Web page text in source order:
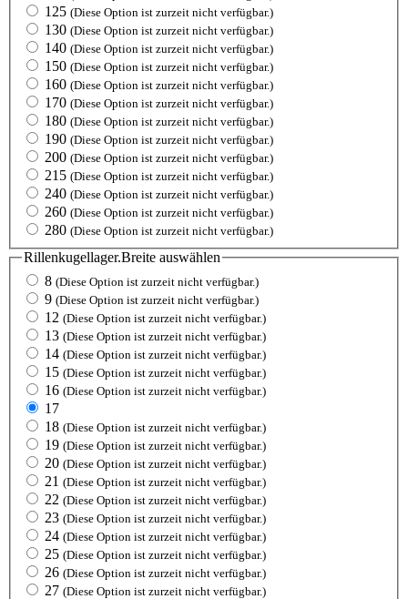
125 (Diese Option ist zurzeit nicht verfügbar.)
130 (Diese Option ist zurzeit nicht verfügbar.)
140 (Diese Option ist zurzeit nicht verfügbar.)
150 (Diese Option ist zurzeit nicht verfügbar.)
160 (Diese Option ist zurzeit nicht verfügbar.)
170 (Diese Option ist zurzeit nicht verfügbar.)
180 (Diese Option ist zurzeit nicht verfügbar.)
190 (Diese Option ist zurzeit nicht verfügbar.)
200 (Diese Option ist zurzeit nicht verfügbar.)
215 (Diese Option ist zurzeit nicht verfügbar.)
240 (Diese Option ist zurzeit nicht verfügbar.)
260 (Diese Option ist zurzeit nicht verfügbar.)
280 (Diese Option ist zurzeit nicht verfügbar.)
Rillenkugellager.Breite auswählen
8 (Diese Option ist zurzeit nicht verfügbar.)
9 (Diese Option ist zurzeit nicht verfügbar.)
12 (Diese Option ist zurzeit nicht verfügbar.)
13 (Diese Option ist zurzeit nicht verfügbar.)
14 (Diese Option ist zurzeit nicht verfügbar.)
15 (Diese Option ist zurzeit nicht verfügbar.)
16 (Diese Option ist zurzeit nicht verfügbar.)
17
18 (Diese Option ist zurzeit nicht verfügbar.)
19 (Diese Option ist zurzeit nicht verfügbar.)
20 (Diese Option ist zurzeit nicht verfügbar.)
21 (Diese Option ist zurzeit nicht verfügbar.)
22 (Diese Option ist zurzeit nicht verfügbar.)
23 (Diese Option ist zurzeit nicht verfügbar.)
24 (Diese Option ist zurzeit nicht verfügbar.)
25 (Diese Option ist zurzeit nicht verfügbar.)
26 (Diese Option ist zurzeit nicht verfügbar.)
27 (Diese Option ist zurzeit nicht verfügbar.)